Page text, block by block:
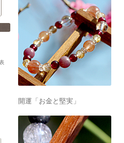
開運「お金と堅実」